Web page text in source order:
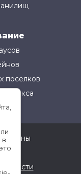
поселков
в